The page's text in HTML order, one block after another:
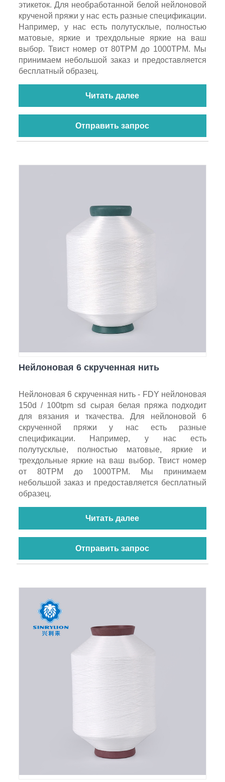
этикеток. Для необработанной белой нейлоновой
крученой пряжи у нас есть разные спецификации.
Например, у нас есть полутусклые, полностью
матовые, яркие и трехдольные яркие на ваш
выбор. Твист номер от 80TPM до 1000TPM. Мы
принимаем небольшой заказ и предоставляется
бесплатный образец.
Читать далее
Отправить запрос
Нейлоновая 6 скрученная нить
Нейлоновая 6 скрученная нить - FDY нейлоновая
150d / 100tpm sd сырая белая пряжа подходит
для вязания и ткачества. Для нейлоновой 6
скрученной пряжи у нас есть разные
спецификации. Например, у нас есть
полутусклые, полностью матовые, яркие и
трехдольные яркие на ваш выбор. Твист номер
от 80TPM до 1000TPM. Мы принимаем
небольшой заказ и предоставляется бесплатный
образец.
Читать далее
Отправить запрос